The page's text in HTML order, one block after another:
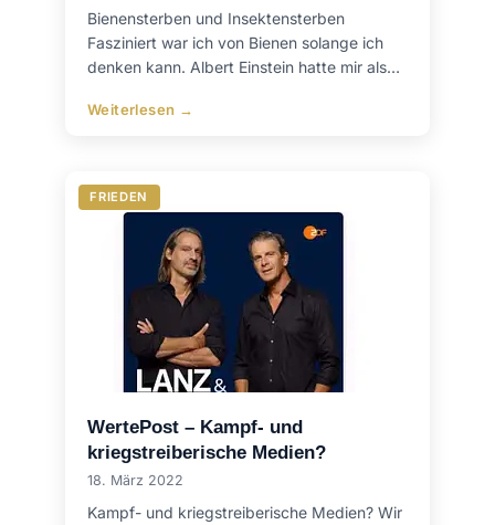
Bienensterben und Insektensterben
Fasziniert war ich von Bienen solange ich
denken kann. Albert Einstein hatte mir als…
Weiterlesen →
FRIEDEN
WertePost – Kampf- und
kriegstreiberische Medien?
18. März 2022
Kampf- und kriegstreiberische Medien? Wir